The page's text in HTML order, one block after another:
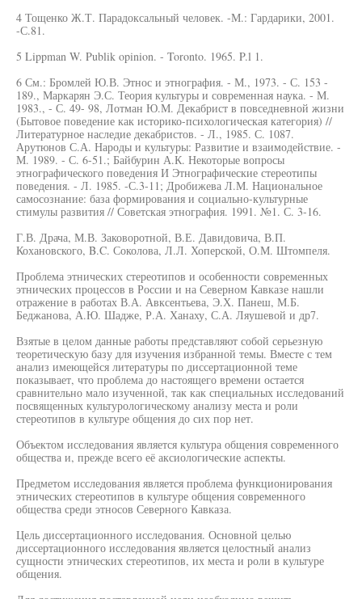
4 Тощенко Ж.Т. Парадоксальный человек. -М.: Гардарики, 2001.
-С.81.
5 Lippman W. Publik opinion. - Toronto. 1965. P.l 1.
6 См.: Бромлей Ю.В. Этнос и этнография. - М., 1973. - С. 153 -
189., Маркарян Э.С. Теория культуры и современная наука. - М.
1983., - С. 49- 98, Лотман Ю.М. Декабрист в повседневной жизни
(Бытовое поведение как историко-психологическая категория) //
Литературное наследие декабристов. - Л., 1985. С. 1087.
Арутюнов С.А. Народы и культуры: Развитие и взаимодействие. -
М. 1989. - С. 6-51.; Байбурин А.К. Некоторые вопросы
этнографического поведения И Этнографические стереотипы
поведения. - Л. 1985. -С.3-11; Дробижева Л.М. Национальное
самосознание: база формирования и социально-культурные
стимулы развития // Советская этнография. 1991. №1. С. 3-16.
Г.В. Драча, М.В. Заковоротной, В.Е. Давидовича, В.П.
Кохановского, B.C. Соколова, Л.Л. Хоперской, О.М. Штомпеля.
Проблема этнических стереотипов и особенности современных
этнических процессов в России и на Северном Кавказе нашли
отражение в работах В.А. Авксентьева, Э.Х. Панеш, М.Б.
Беджанова, А.Ю. Шадже, Р.А. Ханаху, С.А. Ляушевой и др7.
Взятые в целом данные работы представляют собой серьезную
теоретическую базу для изучения избранной темы. Вместе с тем
анализ имеющейся литературы по диссертационной теме
показывает, что проблема до настоящего времени остается
сравнительно мало изученной, так как специальных исследований
посвященных культурологическому анализу места и роли
стереотипов в культуре общения до сих пор нет.
Объектом исследования является культура общения современного
общества и, прежде всего её аксиологические аспекты.
Предметом исследования является проблема функционирования
этнических стереотипов в культуре общения современного
общества среди этносов Северного Кавказа.
Цель диссертационного исследования. Основной целью
диссертационного исследования является целостный анализ
сущности этнических стереотипов, их места и роли в культуре
общения.